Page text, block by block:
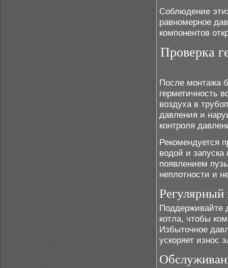
Соблюдение
равномерное
компонентов
Проверка
После монтажа
герметичность
воздуха в
давления и
контроля
Рекомендуется
водой и
появлением
неплотности и
Регулярный
Поддерживайте
котла, чтобы
Избыточное
ускоряет износ